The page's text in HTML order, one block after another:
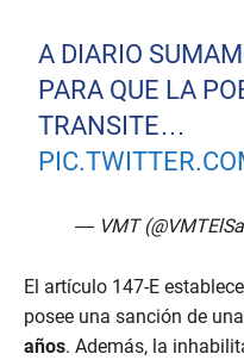
A DIARIO
PARA QUE LA
TRANSITE…
— VMT
El artículo 147-E
posee una sanción de una
años. Además, la